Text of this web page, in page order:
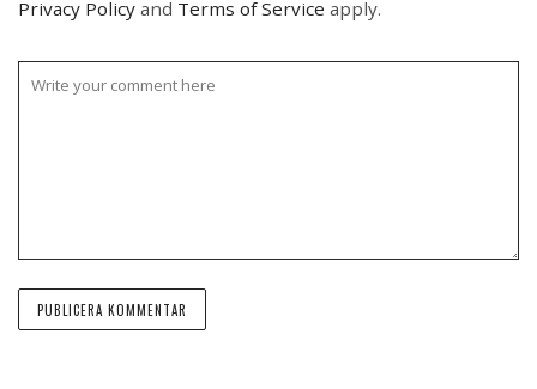
Privacy Policy and Terms of Service apply.